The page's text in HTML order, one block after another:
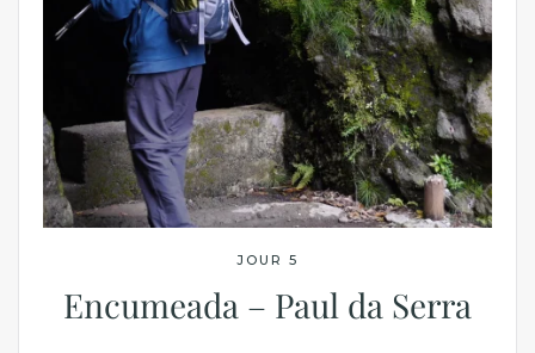
JOUR 5
Encumeada – Paul da Serra